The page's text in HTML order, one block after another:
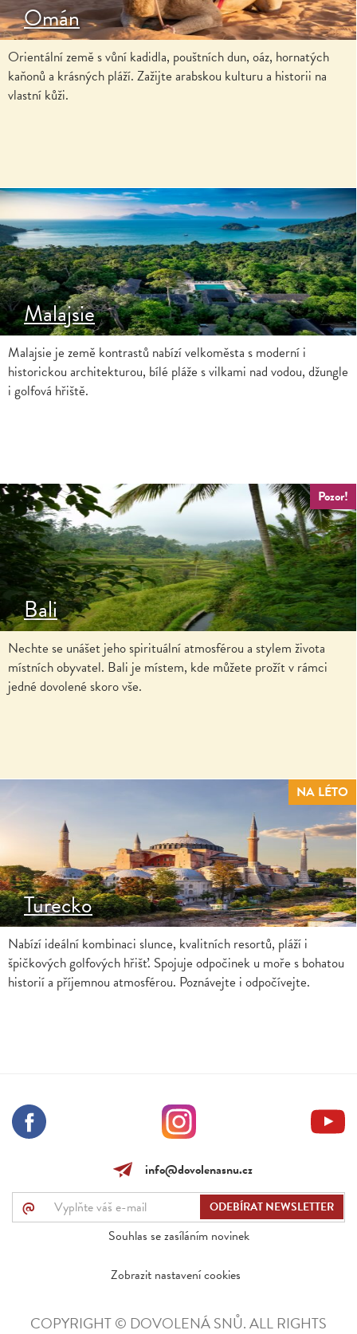
Omán
Orientální země s vůní kadidla, pouštních dun, oáz, hornatých
kaňonů a krásných pláží. Zažijte arabskou kulturu a historii na
vlastní kůži.
Malajsie
Malajsie je země kontrastů nabízí velkoměsta s moderní i
historickou architekturou, bílé pláže s vilkami nad vodou, džungle
i golfová hřiště.
Pozor!
Bali
Nechte se unášet jeho spirituální atmosférou a stylem života
místních obyvatel. Bali je místem, kde můžete prožít v rámci
jedné dovolené skoro vše.
NA LÉTO
Turecko
Nabízí ideální kombinaci slunce, kvalitních resortů, pláží i
špičkových golfových hřišť. Spojuje odpočinek u moře s bohatou
historií a příjemnou atmosférou. Poznávejte i odpočívejte.
info@dovolenasnu.cz
@
Souhlas se zasíláním novinek
Zobrazit nastavení cookies
COPYRIGHT © DOVOLENÁ SNŮ. ALL RIGHTS